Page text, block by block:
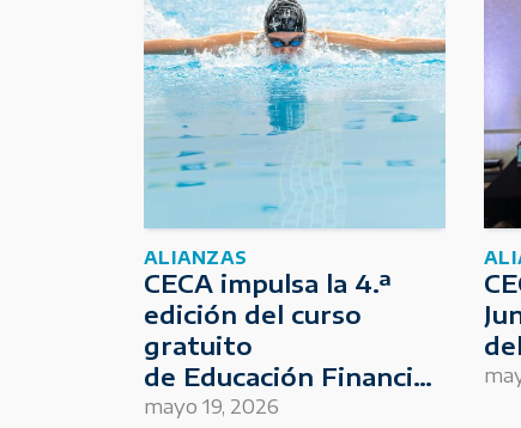
ALIANZAS
CECA impulsa la 4.ª
edición del curso
gratuito
de Educación Financiera
para Deportistas
mayo 19, 2026